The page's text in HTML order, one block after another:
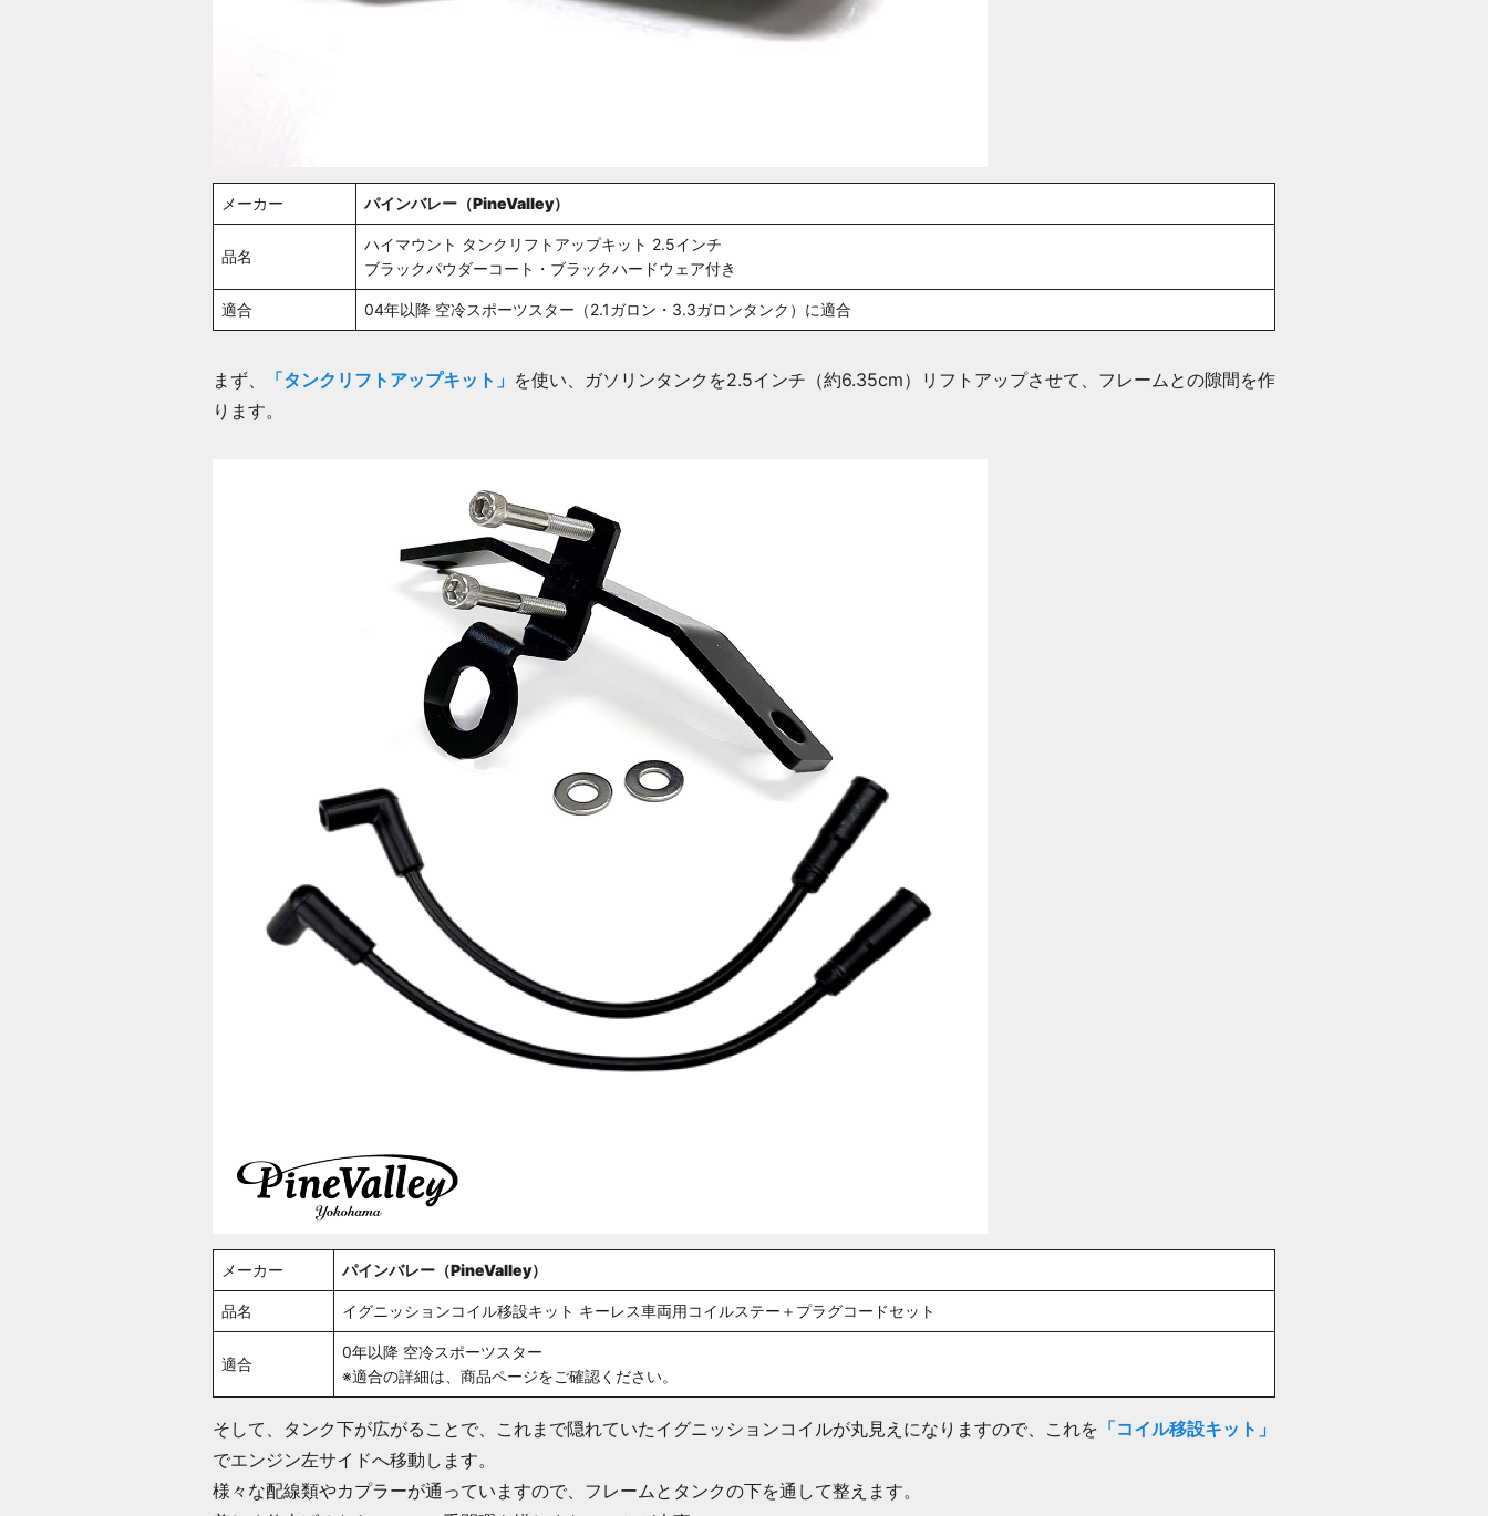
メーカー パインバレー（PineValley）
品名
ハイマウント タンクリフトアップキット 2.5インチ
ブラックパウダーコート・ブラックハードウェア付き
適合 04年以降 空冷スポーツスター（2.1ガロン・3.3ガロンタンク）に適合
まず、 「タンクリフトアップキット」 を使い、ガソリンタンクを2.5インチ（約6.35cm）リフトアップさせて、フレームとの隙間を作
ります。
メーカー パインバレー（PineValley）
品名 イグニッションコイル移設キット キーレス車両用コイルステー＋プラグコードセット
適合
0年以降 空冷スポーツスター
※適合の詳細は、商品ページをご確認ください。
そして、タンク下が広がることで、これまで隠れていたイグニッションコイルが丸見えになりますので、これを 「コイル移設キット」
でエンジン左サイドへ移動します。
様々な配線類やカプラーが通っていますので、フレームとタンクの下を通して整えます。